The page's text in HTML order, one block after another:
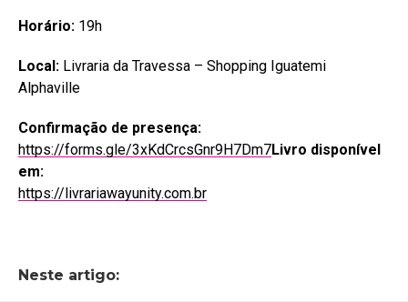
Horário: 19h
Local: Livraria da Travessa – Shopping Iguatemi
Alphaville
Confirmação de presença:
https://forms.gle/3xKdCrcsGnr9H7Dm7Livro disponível
em:
https://livrariawayunity.com.br
Neste artigo: